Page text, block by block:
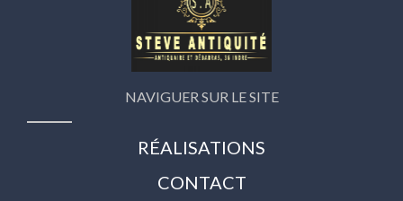
NAVIGUER SUR LE SITE
RÉALISATIONS
CONTACT